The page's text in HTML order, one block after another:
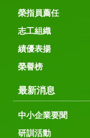
榮指員薦任
志工組織
績優表揚
榮譽榜
最新消息
中小企業要聞
研訓活動